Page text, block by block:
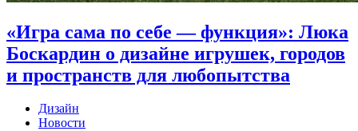
«Игра сама по себе — функция»: Люка
Боскардин о дизайне игрушек, городов
и пространств для любопытства
Дизайн
Новости